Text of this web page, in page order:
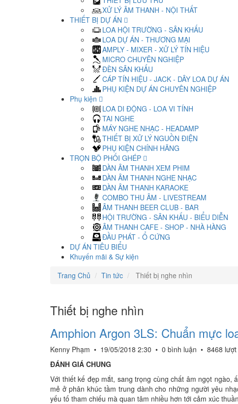
XỬ LÝ ÂM THANH - NỘI THẤT
THIẾT BỊ DỰ ÁN
LOA HỘI TRƯỜNG - SÂN KHẤU
LOA DỰ ÁN - THƯƠNG MẠI
AMPLY - MIXER - XỬ LÝ TÍN HIỆU
MICRO CHUYÊN NGHIỆP
ĐÈN SÂN KHẤU
CÁP TÍN HIỆU - JACK - DÂY LOA DỰ ÁN
PHỤ KIỆN DỰ ÁN CHUYÊN NGHIỆP
Phụ kiện
LOA DI ĐỘNG - LOA VI TÍNH
TAI NGHE
MÁY NGHE NHẠC - HEADAMP
THIẾT BỊ XỬ LÝ NGUỒN ĐIỆN
PHỤ KIỆN CHÍNH HÃNG
TRỌN BỘ PHỐI GHÉP
DÀN ÂM THANH XEM PHIM
DÀN ÂM THANH NGHE NHẠC
DÀN ÂM THANH KARAOKE
COMBO THU ÂM - LIVESTREAM
ÂM THANH BEER CLUB - BAR
HỘI TRƯỜNG - SÂN KHẤU - BIỂU DIỄN
ÂM THANH CAFE - SHOP - NHÀ HÀNG
ĐẦU PHÁT - Ổ CỨNG
DỰ ÁN TIÊU BIỂU
Khuyến mãi & Sự kiện
Trang Chủ
Tin tức Thiết bị nghe nhìn
Thiết bị nghe nhìn
Amphion Argon 3LS: Chuẩn mực
Kenny Phạm • 19/05/2018 2:30 • 0 bình luận • 8468 lượt
ĐÁNH GIÁ CHUNG
Với thiết kế đẹp mắt, sang trọng cùng chất âm ngọt
mẻ ở phân khúc tầm trung dành cho những người yêu
yếu tố tham chiếu mà quan tâm nhiều hơn tới cảm xúc